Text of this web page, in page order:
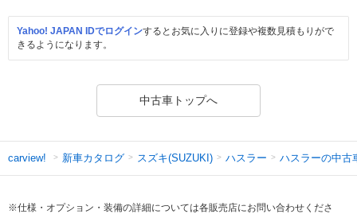
Yahoo! JAPAN IDでログインするとお気に入りに登録や複数見積もりがで
きるようになります。
中古車トップへ
carview! 新車カタログ スズキ(SUZUKI) ハスラー ハスラーの中古
※仕様・オプション・装備の詳細については各販売店にお問い合わせくださ